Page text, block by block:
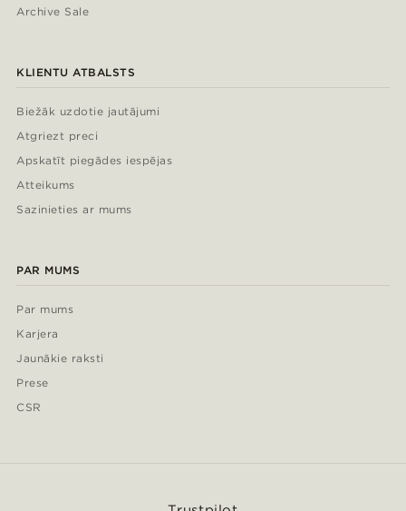
Archive Sale
KLIENTU ATBALSTS
Biežāk uzdotie jautājumi
Atgriezt preci
Apskatīt piegādes iespējas
Atteikums
Sazinieties ar mums
PAR MUMS
Par mums
Karjera
Jaunākie raksti
Prese
CSR